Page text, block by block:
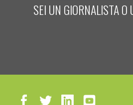
SEI UN GIORNALISTA O